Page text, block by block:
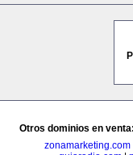
Otros dominios en venta:
zonamarketing.com|